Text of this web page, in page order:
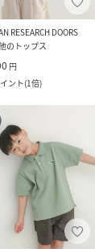
RESEARCH DOORS
のトップス
円
ント(1倍)